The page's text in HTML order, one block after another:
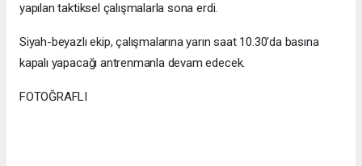
yapılan taktiksel çalışmalarla sona erdi.
Siyah-beyazlı ekip, çalışmalarına yarın saat 10.30'da basına
kapalı yapacağı antrenmanla devam edecek.
FOTOĞRAFLI